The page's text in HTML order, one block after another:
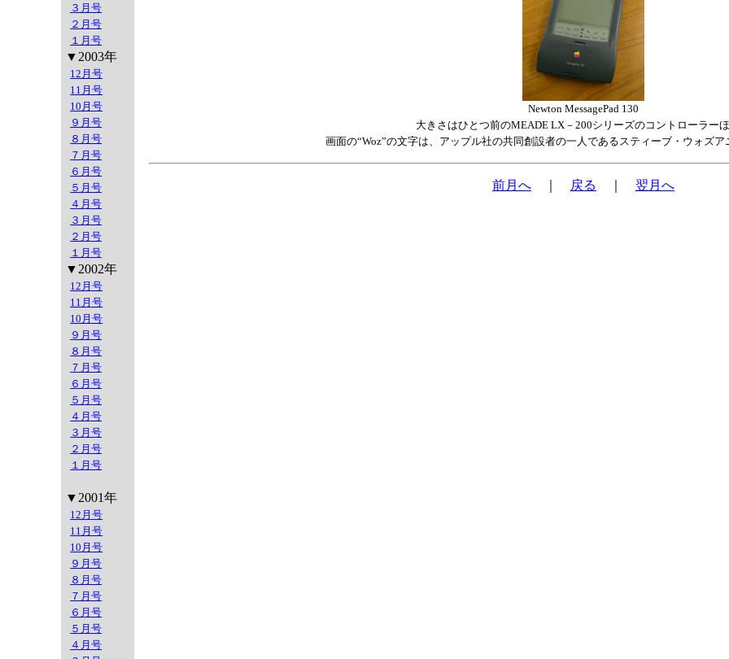
３月号
２月号
１月号
▼2003年
12月号
11月号
10月号
９月号
８月号
７月号
６月号
５月号
４月号
３月号
２月号
１月号
▼2002年
12月号
11月号
10月号
９月号
８月号
７月号
６月号
５月号
４月号
３月号
２月号
１月号
▼2001年
12月号
11月号
10月号
９月号
８月号
７月号
６月号
５月号
４月号
Newton MessagePad 130
大きさはひとつ前のMEADE LX－200シリーズのコントローラーほ
画面の“Woz”の文字は、アップル社の共同創設者の一人であるスティーブ・ウォズア
前月へ 戻る 翌月へ